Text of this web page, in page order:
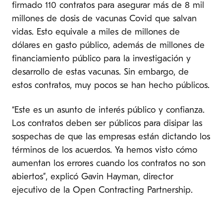
firmado 110 contratos para asegurar más de 8 mil
millones de dosis de vacunas Covid que salvan
vidas. Esto equivale a miles de millones de
dólares en gasto público, además de millones de
financiamiento público para la investigación y
desarrollo de estas vacunas. Sin embargo, de
estos contratos, muy pocos se han hecho públicos.
“Este es un asunto de interés público y confianza.
Los contratos deben ser públicos para disipar las
sospechas de que las empresas están dictando los
términos de los acuerdos. Ya hemos visto cómo
aumentan los errores cuando los contratos no son
abiertos”, explicó Gavin Hayman, director
ejecutivo de la Open Contracting Partnership.